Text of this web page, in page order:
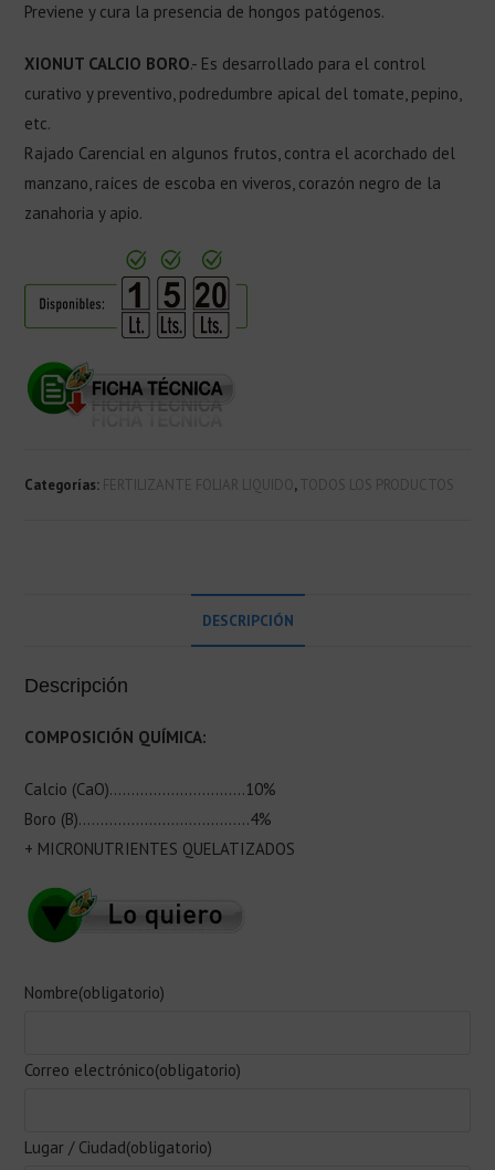
Previene y cura la presencia de hongos patógenos.
XIONUT CALCIO BORO.- Es desarrollado para el control
curativo y preventivo, podredumbre apical del tomate, pepino,
etc.
Rajado Carencial en algunos frutos, contra el acorchado del
manzano, raíces de escoba en viveros, corazón negro de la
zanahoria y apio.
Categorías: FERTILIZANTE FOLIAR LIQUIDO,TODOS LOS PRODUCTOS
DESCRIPCIÓN
Descripción
COMPOSICIÓN QUÍMICA:
Calcio (CaO)………………………….10%
Boro (B)…………………………………4%
+ MICRONUTRIENTES QUELATIZADOS
Nombre(obligatorio)
Correo electrónico(obligatorio)
Lugar / Ciudad(obligatorio)